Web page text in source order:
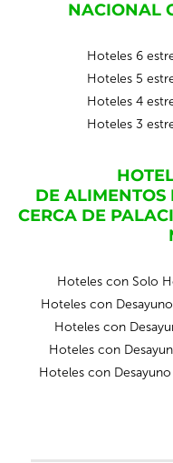
NACIONAL
Hoteles 6
Hoteles 5
Hoteles 4
Hoteles 3
DE ALIMENTOS
CERCA DE
Hoteles con Solo
Hoteles con
Hoteles con
Hoteles con
Hoteles con